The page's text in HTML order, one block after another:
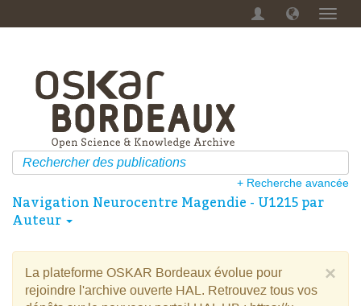
Menu
+ Recherche avancée
Navigation Neurocentre Magendie - U1215 par
Auteur
×
La plateforme OSKAR Bordeaux évolue pour
rejoindre l'archive ouverte HAL. Retrouvez tous vos